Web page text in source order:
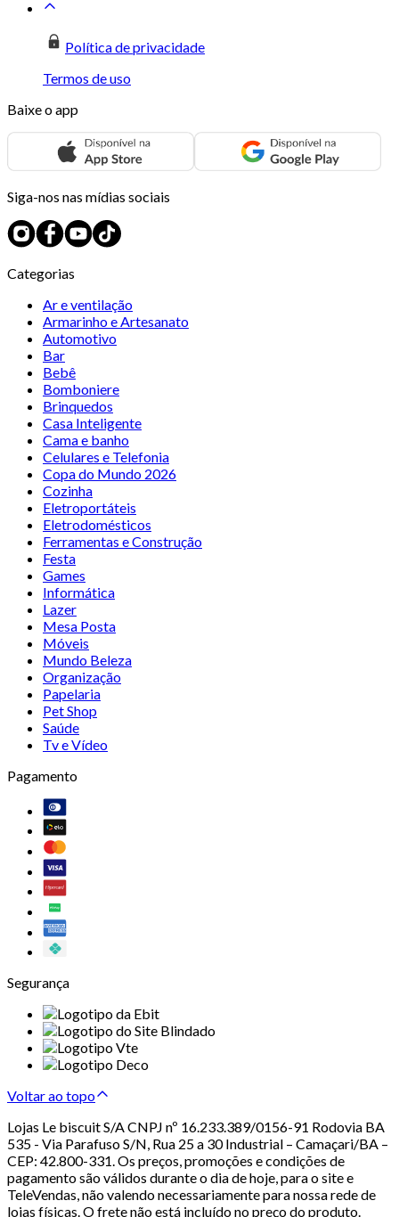
Política de privacidade
Termos de uso
Baixe o app
Siga-nos nas mídias sociais
Categorias
Ar e ventilação
Armarinho e Artesanato
Automotivo
Bar
Bebê
Bomboniere
Brinquedos
Casa Inteligente
Cama e banho
Celulares e Telefonia
Copa do Mundo 2026
Cozinha
Eletroportáteis
Eletrodomésticos
Ferramentas e Construção
Festa
Games
Informática
Lazer
Mesa Posta
Móveis
Mundo Beleza
Organização
Papelaria
Pet Shop
Saúde
Tv e Vídeo
Pagamento
Segurança
Voltar ao topo
Lojas Le biscuit S/A CNPJ nº 16.233.389/0156-91 Rodovia BA
535 - Via Parafuso S/N, Rua 25 a 30 Industrial – Camaçari/BA –
CEP: 42.800-331. Os preços, promoções e condições de
pagamento são válidos durante o dia de hoje, para o site e
TeleVendas, não valendo necessariamente para nossa rede de
lojas físicas. O frete não está incluído no preço do produto.